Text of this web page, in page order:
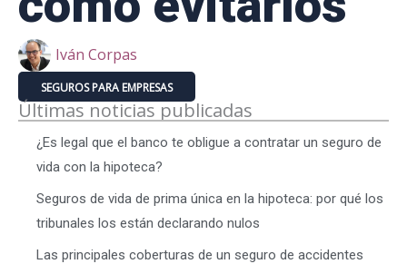
Iván Corpas
SEGUROS PARA EMPRESAS
Últimas noticias publicadas
¿Es legal que el banco te obligue a contratar un seguro de
vida con la hipoteca?
Seguros de vida de prima única en la hipoteca: por qué los
tribunales los están declarando nulos
Las principales coberturas de un seguro de accidentes